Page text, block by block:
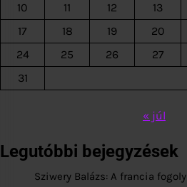
10
11 12 13
17
18 19 20
24
25 26 27
31
« júl
Legutóbbi bejegyzések
Sziwery Balázs: A francia fogoly